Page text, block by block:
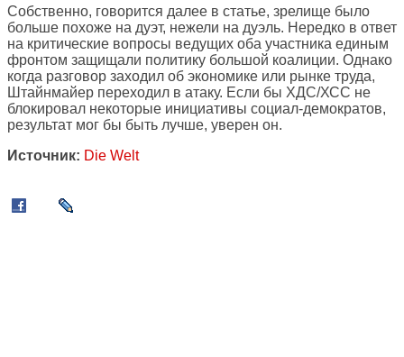
Собственно, говорится далее в статье, зрелище было
больше похоже на дуэт, нежели на дуэль. Нередко в ответ
на критические вопросы ведущих оба участника единым
фронтом защищали политику большой коалиции. Однако
когда разговор заходил об экономике или рынке труда,
Штайнмайер переходил в атаку. Если бы ХДС/ХСС не
блокировал некоторые инициативы социал-демократов,
результат мог бы быть лучше, уверен он.
Источник: Die Welt